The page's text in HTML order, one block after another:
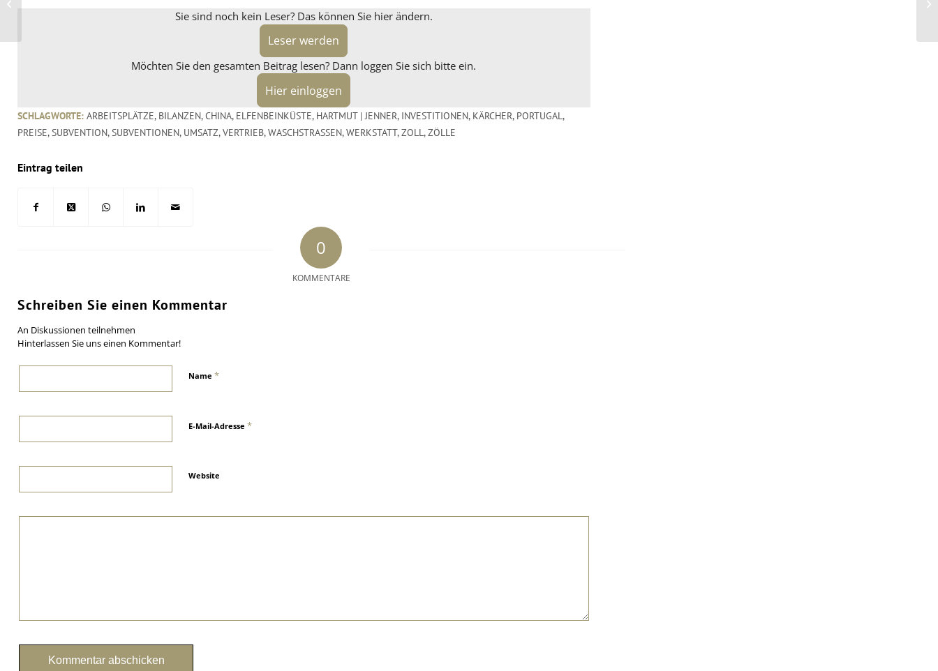
Sie sind noch kein Leser? Das können Sie hier ändern.
Leser werden
Möchten Sie den gesamten Beitrag lesen? Dann loggen Sie sich bitte ein.
Hier einloggen
SCHLAGWORTE: ARBEITSPLÄTZE, BILANZEN,CHINA, ELFENBEINKÜSTE, HARTMUT | JENNER, INVESTITIONEN, KÄRCHER, PORTUGAL,
PREISE,SUBVENTION,SUBVENTIONEN, UMSATZ,VERTRIEB,WASCHSTRASSEN ,WERKSTATT,ZOLL,ZÖLLE
Eintrag teilen
0
KOMMENTARE
Schreiben Sie einen Kommentar
An Diskussionen teilnehmen
Hinterlassen Sie uns einen Kommentar!
Name *
E-Mail-Adresse *
Website